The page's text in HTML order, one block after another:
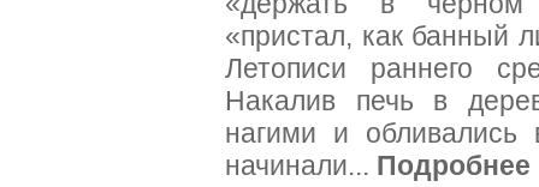
«пристал, как банный
Летописи раннего
Накалив печь в
нагими и
начинали... Подробнее